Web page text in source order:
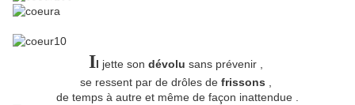
Il jette son dévolu sans prévenir ,
se ressent par de drôles de frissons
de temps à autre et même de façon inattendue .